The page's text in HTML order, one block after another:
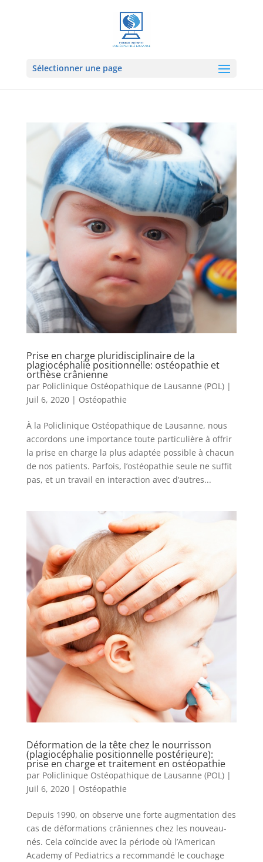
Sélectionner une page
Prise en charge pluridisciplinaire de la
plagiocéphalie positionnelle: ostéopathie et
orthèse crânienne
par Policlinique Ostéopathique de Lausanne (POL)|
Juil 6, 2020| Ostéopathie
À la Policlinique Ostéopathique de Lausanne, nous
accordons une importance toute particulière à offrir
la prise en charge la plus adaptée possible à chacun
de nos patients. Parfois, l’ostéopathie seule ne suffit
pas, et un travail en interaction avec d’autres...
Déformation de la tête chez le nourrisson
(plagiocéphalie positionnelle postérieure):
prise en charge et traitement en ostéopathie
par Policlinique Ostéopathique de Lausanne (POL)|
Juil 6, 2020| Ostéopathie
Depuis 1990, on observe une forte augmentation des
cas de déformations crâniennes chez les nouveau-
nés. Cela coïncide avec la période où l’American
Academy of Pediatrics a recommandé le couchage